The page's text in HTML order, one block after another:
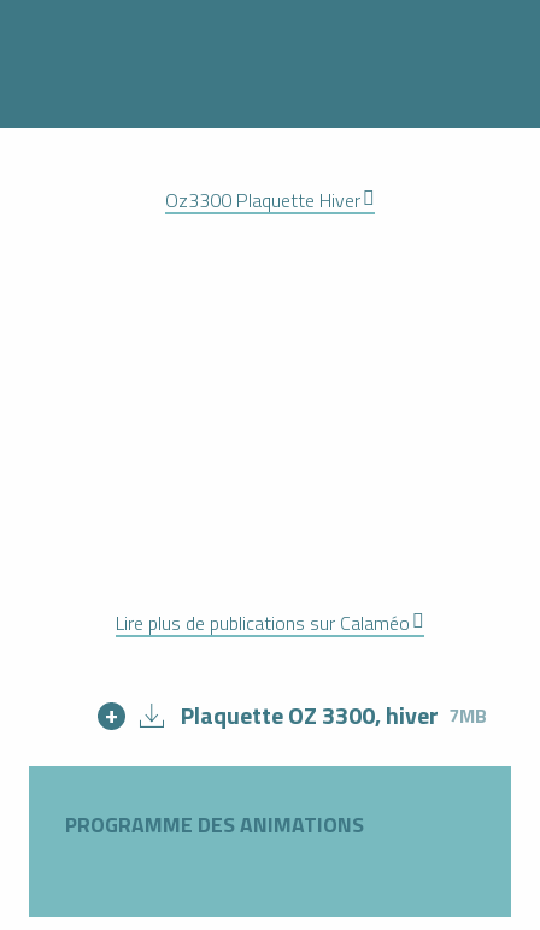
Oz3300 Plaquette Hiver
Lire plus de publications sur Calaméo
Plaquette OZ 3300, hiver 7MB
PROGRAMME DES ANIMATIONS